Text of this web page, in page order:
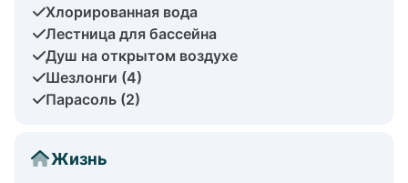
Хлорированная вода
Лестница для бассейна
Душ на открытом воздухе
Шезлонги (4)
Парасоль (2)
Жизнь